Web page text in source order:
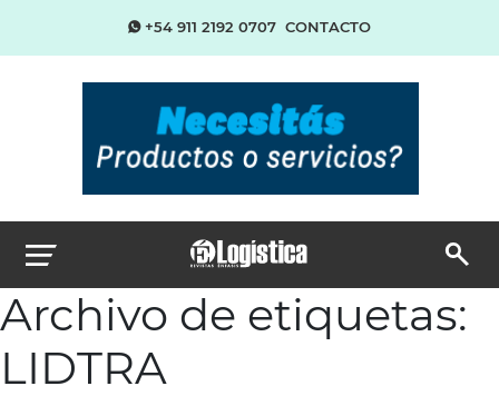
+54 911 2192 0707 CONTACTO
Archivo de etiquetas:
LIDTRA